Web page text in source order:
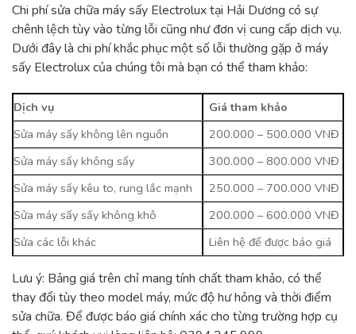
Chi phí sửa chữa máy sấy Electrolux tại Hải Dương có sự
chênh lệch tùy vào từng lỗi cũng như đơn vị cung cấp dịch vụ.
Dưới đây là chi phí khắc phục một số lỗi thường gặp ở máy
sấy Electrolux của chúng tôi mà bạn có thể tham khảo:
Dịch vụ
Giá tham khảo
Sửa máy sấy không lên nguồn
200.000 – 500.000 VNĐ
Sửa máy sấy không sấy
300.000 – 800.000 VNĐ
Sửa máy sấy kêu to, rung lắc mạnh
250.000 – 700.000 VNĐ
Sửa máy sấy sấy không khô
200.000 – 600.000 VNĐ
Sửa các lỗi khác
Liên hệ để được báo giá
Lưu ý: Bảng giá trên chỉ mang tính chất tham khảo, có thể
thay đổi tùy theo model máy, mức độ hư hỏng và thời điểm
sửa chữa. Để được báo giá chính xác cho từng trường hợp cụ